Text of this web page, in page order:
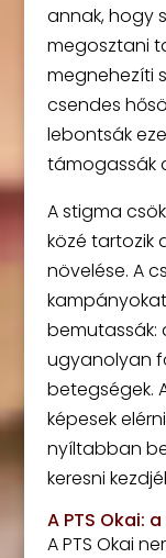
annak, hogy
megosztani
megnehezíti
csendes
lebontsák
támogassák
A stigma
közé tartozik
növelése. A
bemutassák:
ugyanolyan
betegségek.
képesek
nyíltabban
keresni
A PTS Okai:
A PTS Okai